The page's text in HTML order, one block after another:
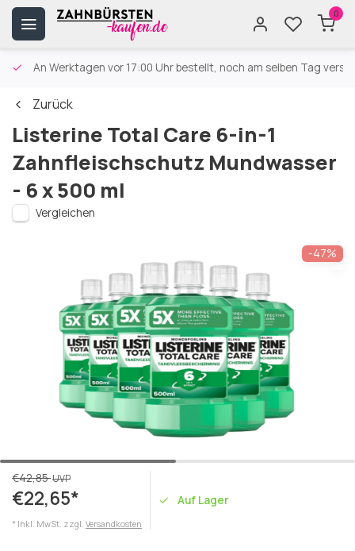
0
An Werktagen vor 17:00 Uhr bestellt, noch am selben Tag
Zurück
Listerine Total Care 6-in-1
Zahnfleischschutz Mundwasser
- 6 x 500 ml
Vergleichen
-47%
€42,85UVP
€22,65*
* Inkl. MwSt. zzgl. Versandkosten
Auf Lager